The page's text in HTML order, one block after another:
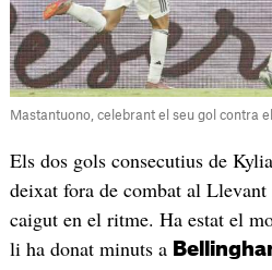
Mastantuono, celebrant el seu gol contra
Els dos gols consecutius de
deixat fora de combat al
caigut en el ritme. Ha estat el
li ha donat minuts a